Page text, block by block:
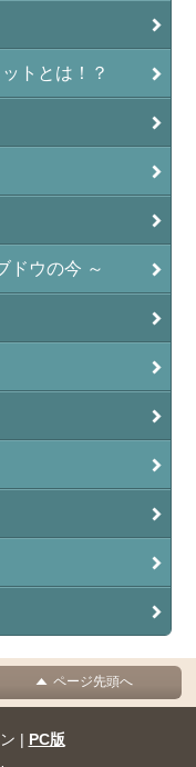
トとは！？
ドウの今 ～
ページ先頭へ
| PC版